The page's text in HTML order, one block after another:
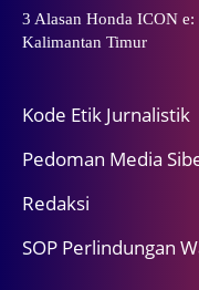
3 Alasan Honda ICON
Kalimantan Timur
Kode Etik Jurnalistik
Pedoman Media
Redaksi
SOP Perlindungan